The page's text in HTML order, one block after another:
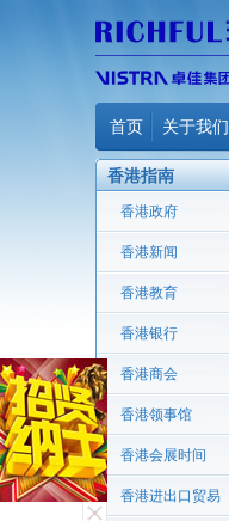
首页 关于我们
香港指南
香港政府
香港新闻
香港教育
香港银行
香港商会
香港领事馆
香港会展时间
香港进出口贸易